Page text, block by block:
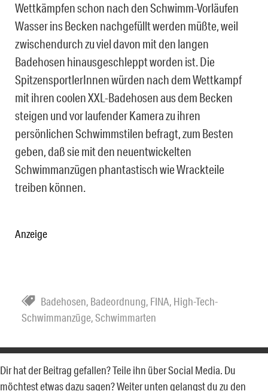
Wettkämpfen schon nach den Schwimm-Vorläufen
Wasser ins Becken nachgefüllt werden müßte, weil
zwischendurch zu viel davon mit den langen
Badehosen hinausgeschleppt worden ist. Die
SpitzensportlerInnen würden nach dem Wettkampf
mit ihren coolen XXL-Badehosen aus dem Becken
steigen und vor laufender Kamera zu ihren
persönlichen Schwimmstilen befragt, zum Besten
geben, daß sie mit den neuentwickelten
Schwimmanzügen phantastisch wie Wrackteile
treiben können.
Anzeige
Badehosen, Badeordnung, FINA, High-Tech-
Schwimmanzüge,Schwimmarten
Dir hat der Beitrag gefallen? Teile ihn über Social Media. Du
möchtest etwas dazu sagen? Weiter unten gelangst du zu den